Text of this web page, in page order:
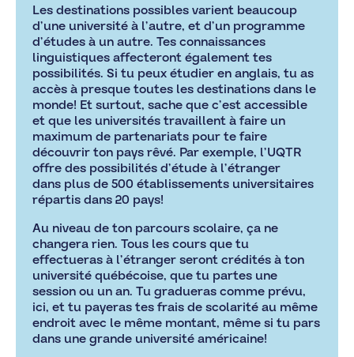
Les destinations possibles varient beaucoup
d’une université à l’autre, et d’un programme
d’études à un autre. Tes connaissances
linguistiques affecteront également tes
possibilités. Si tu peux étudier en anglais, tu as
accès à presque toutes les destinations dans le
monde! Et surtout, sache que c’est accessible
et que les universités travaillent à faire un
maximum de partenariats pour te faire
découvrir ton pays rêvé. Par exemple, l’UQTR
offre des possibilités d’étude à l’étranger
dans plus de 500 établissements universitaires
répartis dans 20 pays!
Au niveau de ton parcours scolaire, ça ne
changera rien. Tous les cours que tu
effectueras à l’étranger seront crédités à ton
université québécoise, que tu partes une
session ou un an. Tu gradueras comme prévu,
ici, et tu payeras tes frais de scolarité au même
endroit avec le même montant, même si tu pars
dans une grande université américaine!